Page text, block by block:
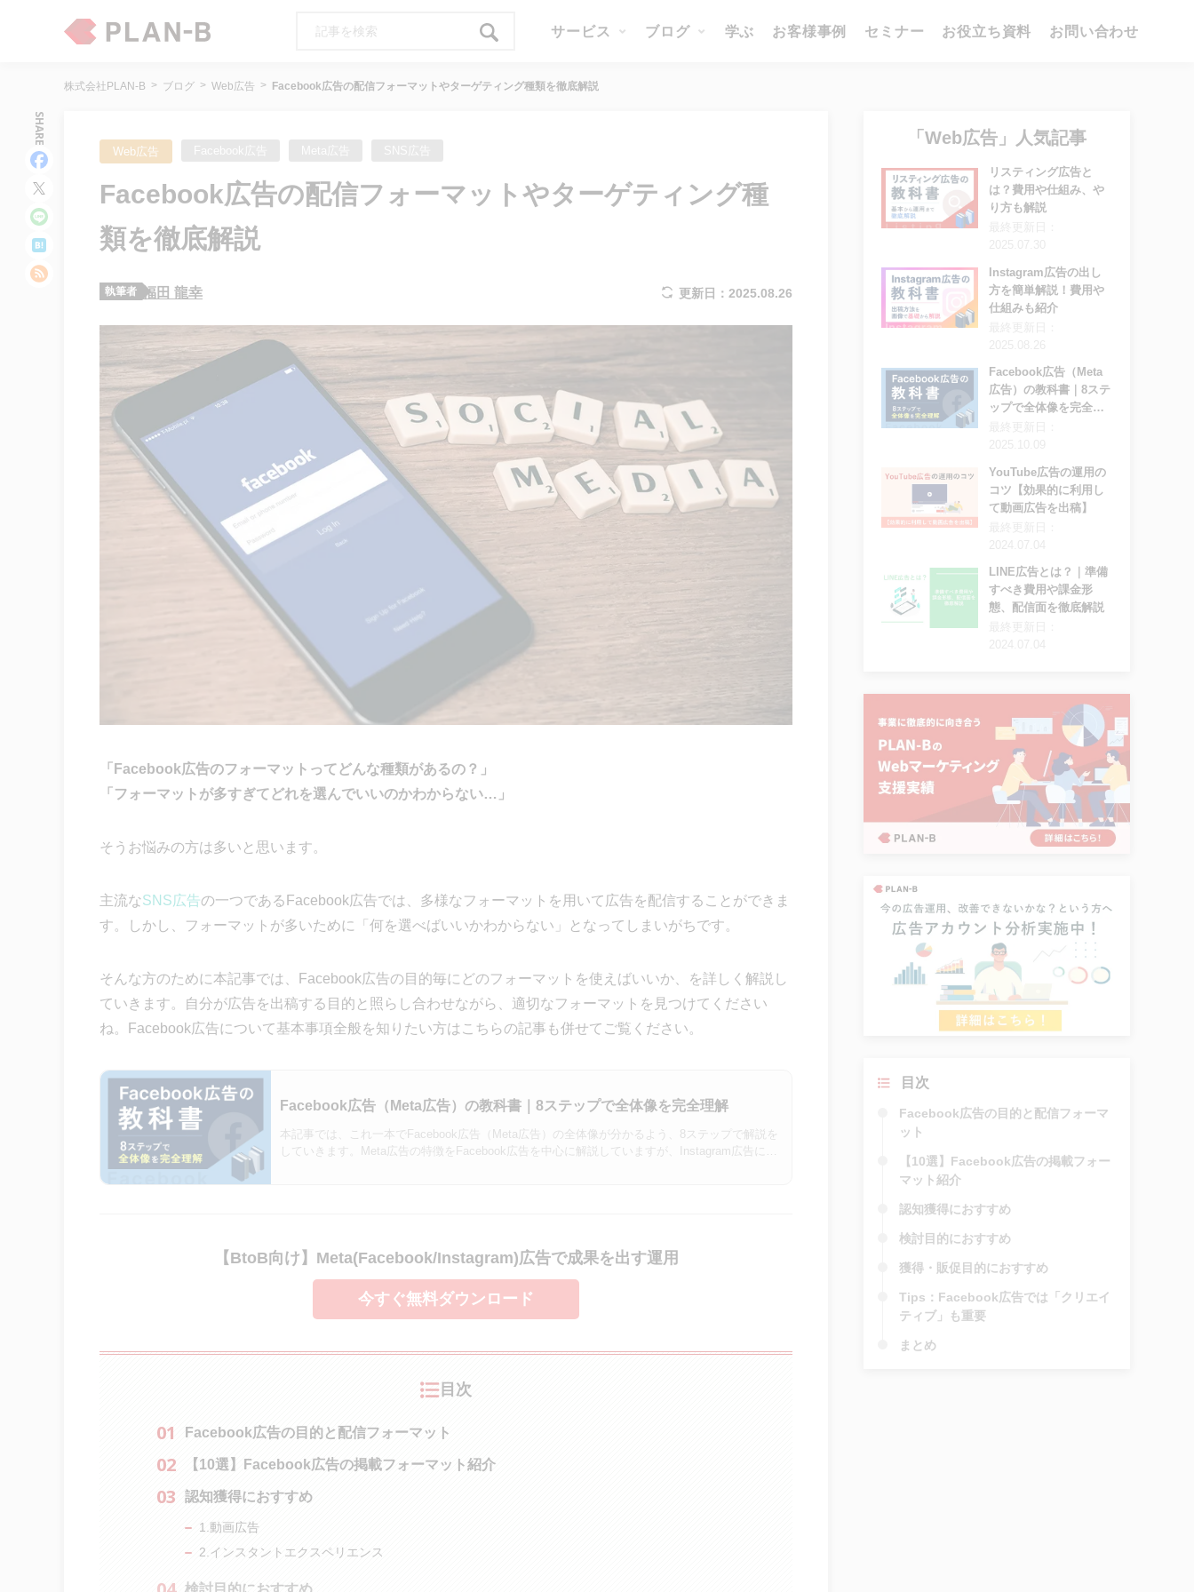
サービス ブログ 学ぶ お客様事例 セミナー お役立ち資料 お問い合わせ
株式会社PLAN-B ブログ Web広告 Facebook広告の配信フォーマットやターゲティング種類を徹底解説
Web広告
Facebook広告の配信フォーマットやターゲティング種
類を徹底解説
執筆者 福田 龍幸 更新日：2025.08.26
「Facebook広告のフォーマットってどんな種類があるの？」
「フォーマットが多すぎてどれを選んでいいのかわからない…」
そうお悩みの方は多いと思います。
主流なSNS広告の一つであるFacebook広告では、多様なフォーマットを用いて広告を配信することができま
す。しかし、フォーマットが多いために「何を選べばいいかわからない」となってしまいがちです。
そんな方のために本記事では、Facebook広告の目的毎にどのフォーマットを使えばいいか、を詳しく解説し
ていきます。
自分が広告を出稿する目的と照らし合わせながら、適切なフォーマットを見つけてください
ね。Facebook広告について基本事項全般を知りたい方はこちらの記事も併せてご覧ください。
Facebook広告（Meta広告）の教科書｜8ステップで全体像を完全理解
本記事では、これ一本でFacebook広告（Meta広告）の全体像が分かるよう、8ステップで解説を
していきます。Meta広告の特徴をFacebook広告を中心に解説していますが、Instagram広告につ
【BtoB向け】Meta(Facebook/Instagram)広告で成果を出す運用
今すぐ無料ダウンロード
目次
Facebook広告の目的と配信フォーマット
【10選】Facebook広告の掲載フォーマット紹介
認知獲得におすすめ
1.動画広告
2.インスタントエクスペリエンス
検討目的におすすめ
SHARE 「Web広告」人気記事
リスティング広告と
は？費用や仕組み、や
り方も解説
Instagram広告の出し
方を簡単解説！費用や
仕組みも紹介
Facebook広告（Meta
広告）の教科書｜8ステ
ップで全体像を完全理
YouTube広告の運用の
コツ【効果的に利用し
て動画広告を出稿】
LINE広告とは？｜準備
すべき費用や課金形
態、配信面を徹底解説
目次
Facebook広告の目的と配信フォーマ
ット
【10選】Facebook広告の掲載フォー
マット紹介
認知獲得におすすめ
検討目的におすすめ
獲得・販促目的におすすめ
Tips：Facebook広告では「クリエイ
ティブ」も重要
まとめ